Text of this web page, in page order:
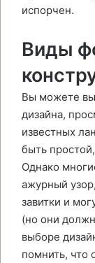
испорчен.
Виды
Вы можете
дизайна,
известных
быть
Однако
ажурный
завитки и
(но они
выборе
помнить, что